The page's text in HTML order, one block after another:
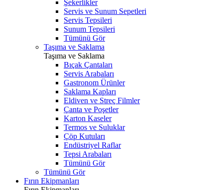
Şekerlikler
Servis ve Sunum Sepetleri
Servis Tepsileri
Sunum Tepsileri
Tümünü Gör
Taşıma ve Saklama
Taşıma ve Saklama
Bıçak Çantaları
Servis Arabaları
Gastronom Ürünler
Saklama Kapları
Eldiven ve Streç Filmler
Çanta ve Poşetler
Karton Kaseler
Termos ve Suluklar
Çöp Kutuları
Endüstriyel Raflar
Tepsi Arabaları
Tümünü Gör
Tümünü Gör
Fırın Ekipmanları